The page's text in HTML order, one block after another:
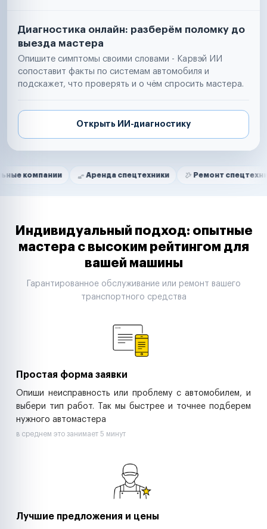
Диагностика онлайн: разберём поломку до
выезда мастера
Опишите симптомы своими словами - Карвэй ИИ
сопоставит факты по системам автомобиля и
подскажет, что проверять и о чём спросить мастера.
Открыть ИИ-диагностику
Нам доверяют
Аренда спецтехники Ремонт спецтехники
Маркетплейсы
Таксопарки
Автодилеры
Строительные компании
Аренда спецтехники
Индивидуальный подход: опытные
мастера с высоким рейтингом для
вашей машины
Гарантированное обслуживание или ремонт вашего
транспортного средства
Простая форма заявки
Опиши неисправность или проблему с автомобилем, и
выбери тип работ. Так мы быстрее и точнее подберем
нужного автомастера
в среднем это занимает 5 минут
Лучшие предложения и цены